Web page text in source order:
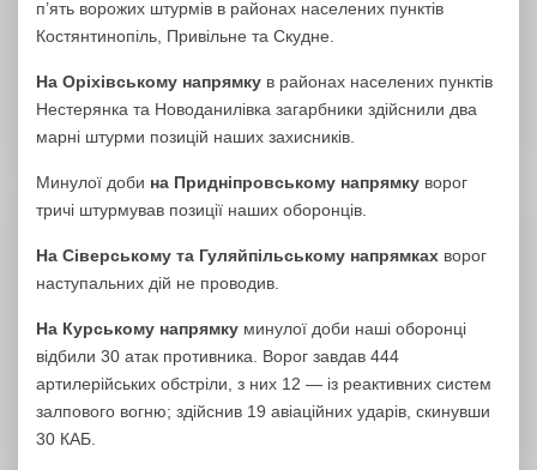
п’ять ворожих штурмів в районах населених пунктів
Костянтинопіль, Привільне та Скудне.
На Оріхівському напрямку в районах населених пунктів
Нестерянка та Новоданилівка загарбники здійснили два
марні штурми позицій наших захисників.
Минулої доби на Придніпровському напрямку ворог
тричі штурмував позиції наших оборонців.
На Сіверському та Гуляйпільському напрямках ворог
наступальних дій не проводив.
На Курському напрямку минулої доби наші оборонці
відбили 30 атак противника. Ворог завдав 444
артилерійських обстріли, з них 12 — із реактивних систем
залпового вогню; здійснив 19 авіаційних ударів, скинувши
30 КАБ.